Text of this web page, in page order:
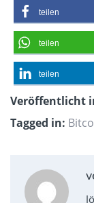
teilen
teilen
teilen
Veröffentlicht
Tagged in: